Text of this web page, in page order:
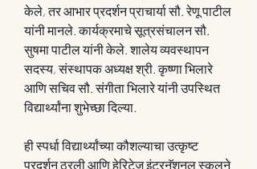
केले, तर आभार प्रदर्शन प्राचार्या सौ. रेणू पाटील
यांनी मानले. कार्यक्रमाचे सूत्रसंचालन सौ.
सुषमा पाटील यांनी केले. शालेय व्यवस्थापन
सदस्य, संस्थापक अध्यक्ष श्री. कृष्णा भिलारे
आणि सचिव सौ. संगीता भिलारे यांनी उपस्थित
विद्यार्थ्यांना शुभेच्छा दिल्या.
ही स्पर्धा विद्यार्थ्यांच्या कौशल्याचा उत्कृष्ट
प्रदर्शन ठरली आणि हेरिटेज इंटरनॅशनल स्कूलने